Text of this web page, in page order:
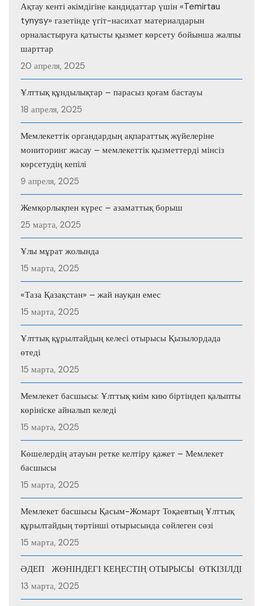
Ақтау кенті әкімдігіне кандидаттар үшін «Temirtau
tynysy» газетінде үгіт-насихат материалдарын
орналастыруға қатысты қызмет көрсету бойынша жалпы
шарттар
20 апреля, 2025
Ұлттық құндылықтар – парасыз қоғам бастауы
18 апреля, 2025
Мемлекеттік органдардың ақпараттық жүйелеріне
мониторинг жасау – мемлекеттік қызметтерді мінсіз
көрсетудің кепілі
9 апреля, 2025
Жемқорлықпен күрес – азаматтық борыш
25 марта, 2025
Ұлы мұрат жолында
15 марта, 2025
«Таза Қазақстан» – жай науқан емес
15 марта, 2025
Ұлттық құрылтайдың келесі отырысы Қызылордада
өтеді
15 марта, 2025
Мемлекет басшысы: Ұлттық киім кию біртіндеп қалыпты
көрініске айналып келеді
15 марта, 2025
Көшелердің атауын ретке келтіру қажет – Мемлекет
басшысы
15 марта, 2025
Мемлекет басшысы Қасым-Жомарт Тоқаевтың Ұлттық
құрылтайдың төртінші отырысында сөйлеген сөзі
15 марта, 2025
ӘДЕП ЖӨНІНДЕГІ КЕҢЕСТІҢ ОТЫРЫСЫ ӨТКІЗІЛДІ
13 марта, 2025